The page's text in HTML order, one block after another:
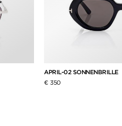
APRIL-02 SONNENBRILLE
€ 350